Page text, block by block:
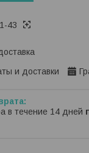
43
и доставки
в течение 14 дней